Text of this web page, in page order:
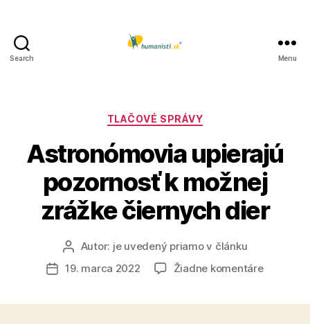
Search Menu
Kategórie
TLAČOVÉ SPRÁVY
Astronómovia upierajú
pozornosť k možnej
zrážke čiernych dier
Autor
článku
Autor: je uvedený priamo v článku
Dátum
19. marca 2022 Žiadne komentárena